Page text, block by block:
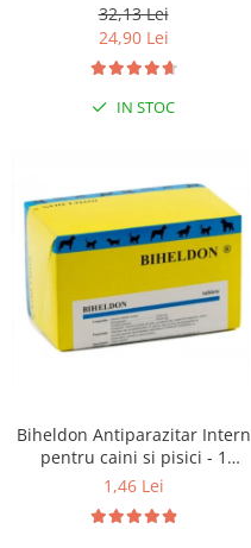
32,13 Lei
24,90 Lei
IN STOC
Biheldon Antiparazitar Intern
pentru caini si pisici - 1
comprimate
1,46 Lei